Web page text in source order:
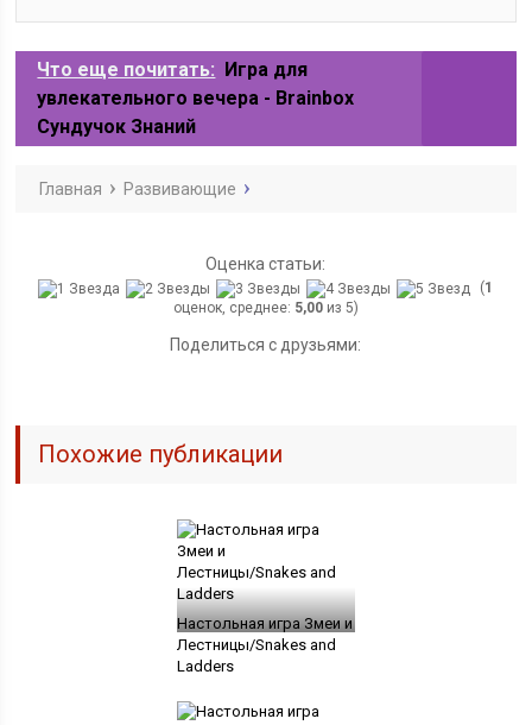
Что еще почитать:
Игра для
увлекательного вечера - Brainbox
Сундучок Знаний
Главная Развивающие
Оценка статьи:
(1
оценок, среднее: 5,00из 5)
Поделиться с друзьями:
Похожие публикации
Настольная игра Змеи и
Лестницы/Snakes and
Ladders